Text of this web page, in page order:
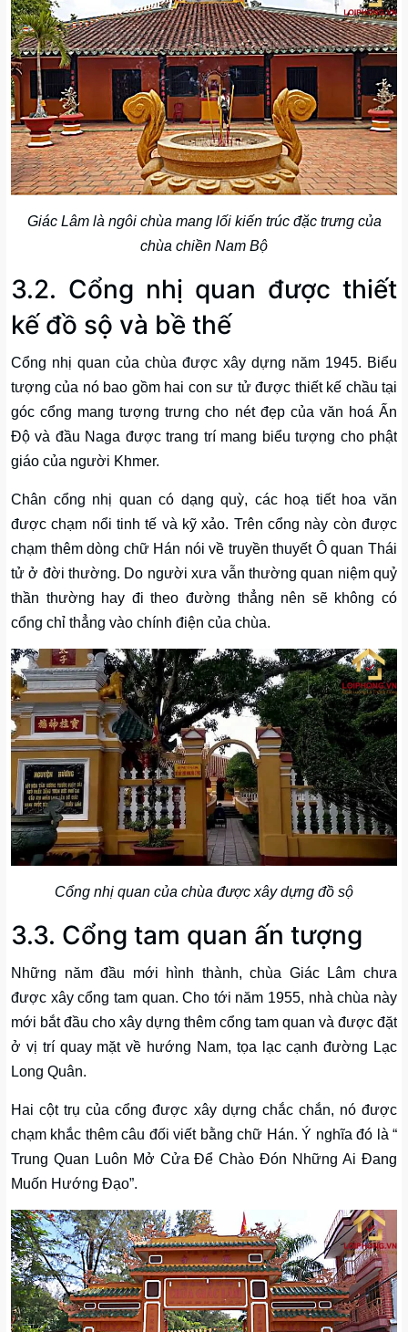
Giác Lâm là ngôi chùa mang lối kiến trúc đặc trưng của
chùa chiền Nam Bộ
3.2. Cổng nhị quan được thiết
kế đồ sộ và bề thế
Cổng nhị quan của chùa được xây dựng năm 1945. Biểu
tượng của nó bao gồm hai con sư tử được thiết kế chầu tại
góc cổng mang tượng trưng cho nét đẹp của văn hoá Ấn
Độ và đầu Naga được trang trí mang biểu tượng cho phật
giáo của người Khmer.
Chân cổng nhị quan có dạng quỳ, các hoạ tiết hoa văn
được chạm nổi tinh tế và kỹ xảo. Trên cổng này còn được
chạm thêm dòng chữ Hán nói về truyền thuyết Ô quan Thái
tử ở đời thường. Do người xưa vẫn thường quan niệm quỷ
thần thường hay đi theo đường thẳng nên sẽ không có
cổng chỉ thẳng vào chính điện của chùa.
Cổng nhị quan của chùa được xây dựng đồ sộ
3.3. Cổng tam quan ấn tượng
Những năm đầu mới hình thành, chùa Giác Lâm chưa
được xây cổng tam quan. Cho tới năm 1955, nhà chùa này
mới bắt đầu cho xây dựng thêm cổng tam quan và được đặt
ở vị trí quay mặt về hướng Nam, tọa lạc cạnh đường Lạc
Long Quân.
Hai cột trụ của cổng được xây dựng chắc chắn, nó được
chạm khắc thêm câu đối viết bằng chữ Hán. Ý nghĩa đó là “
Trung Quan Luôn Mở Cửa Để Chào Đón Những Ai Đang
Muốn Hướng Đạo”.